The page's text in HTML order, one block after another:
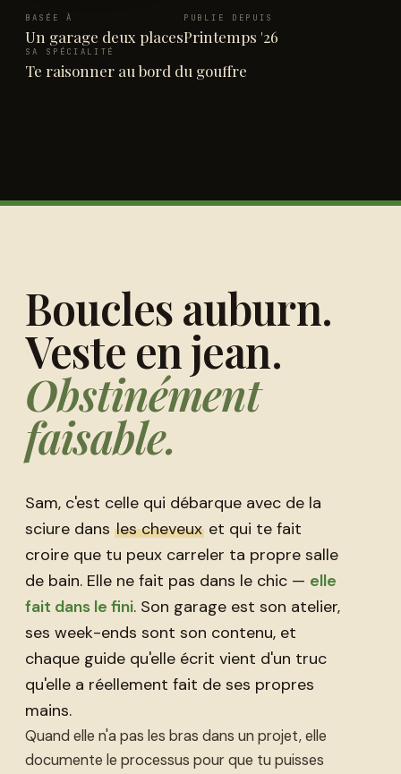
BASÉE À
Un garage deux places
PUBLIE DEPUIS
Printemps '26
SA SPÉCIALITÉ
Te raisonner au bord du gouffre
Boucles auburn.
Veste en jean.
Obstinément
faisable.
Sam, c'est celle qui débarque avec de la
sciure dans les cheveux et qui te fait
croire que tu peux carreler ta propre salle
de bain. Elle ne fait pas dans le chic — elle
fait dans le fini. Son garage est son atelier,
ses week-ends sont son contenu, et
chaque guide qu'elle écrit vient d'un truc
qu'elle a réellement fait de ses propres
mains.
Quand elle n'a pas les bras dans un projet, elle
documente le processus pour que tu puisses